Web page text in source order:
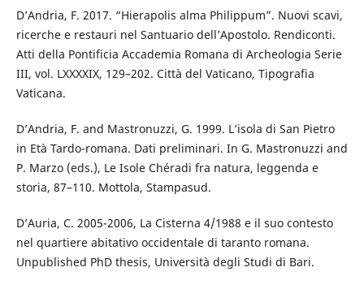
D’Andria, F. 2017. “Hierapolis alma Philippum”. Nuovi scavi,
ricerche e restauri nel Santuario dell’Apostolo. Rendiconti.
Atti della Pontificia Accademia Romana di Archeologia Serie
III, vol. LXXXXIX, 129–202. Città del Vaticano, Tipografia
Vaticana.
D’Andria, F. and Mastronuzzi, G. 1999. L’isola di San Pietro
in Età Tardo-romana. Dati preliminari. In G. Mastronuzzi and
P. Marzo (eds.), Le Isole Chéradi fra natura, leggenda e
storia, 87–110. Mottola, Stampasud.
D’Auria, C. 2005-2006, La Cisterna 4/1988 e il suo contesto
nel quartiere abitativo occidentale di taranto romana.
Unpublished PhD thesis, Università degli Studi di Bari.